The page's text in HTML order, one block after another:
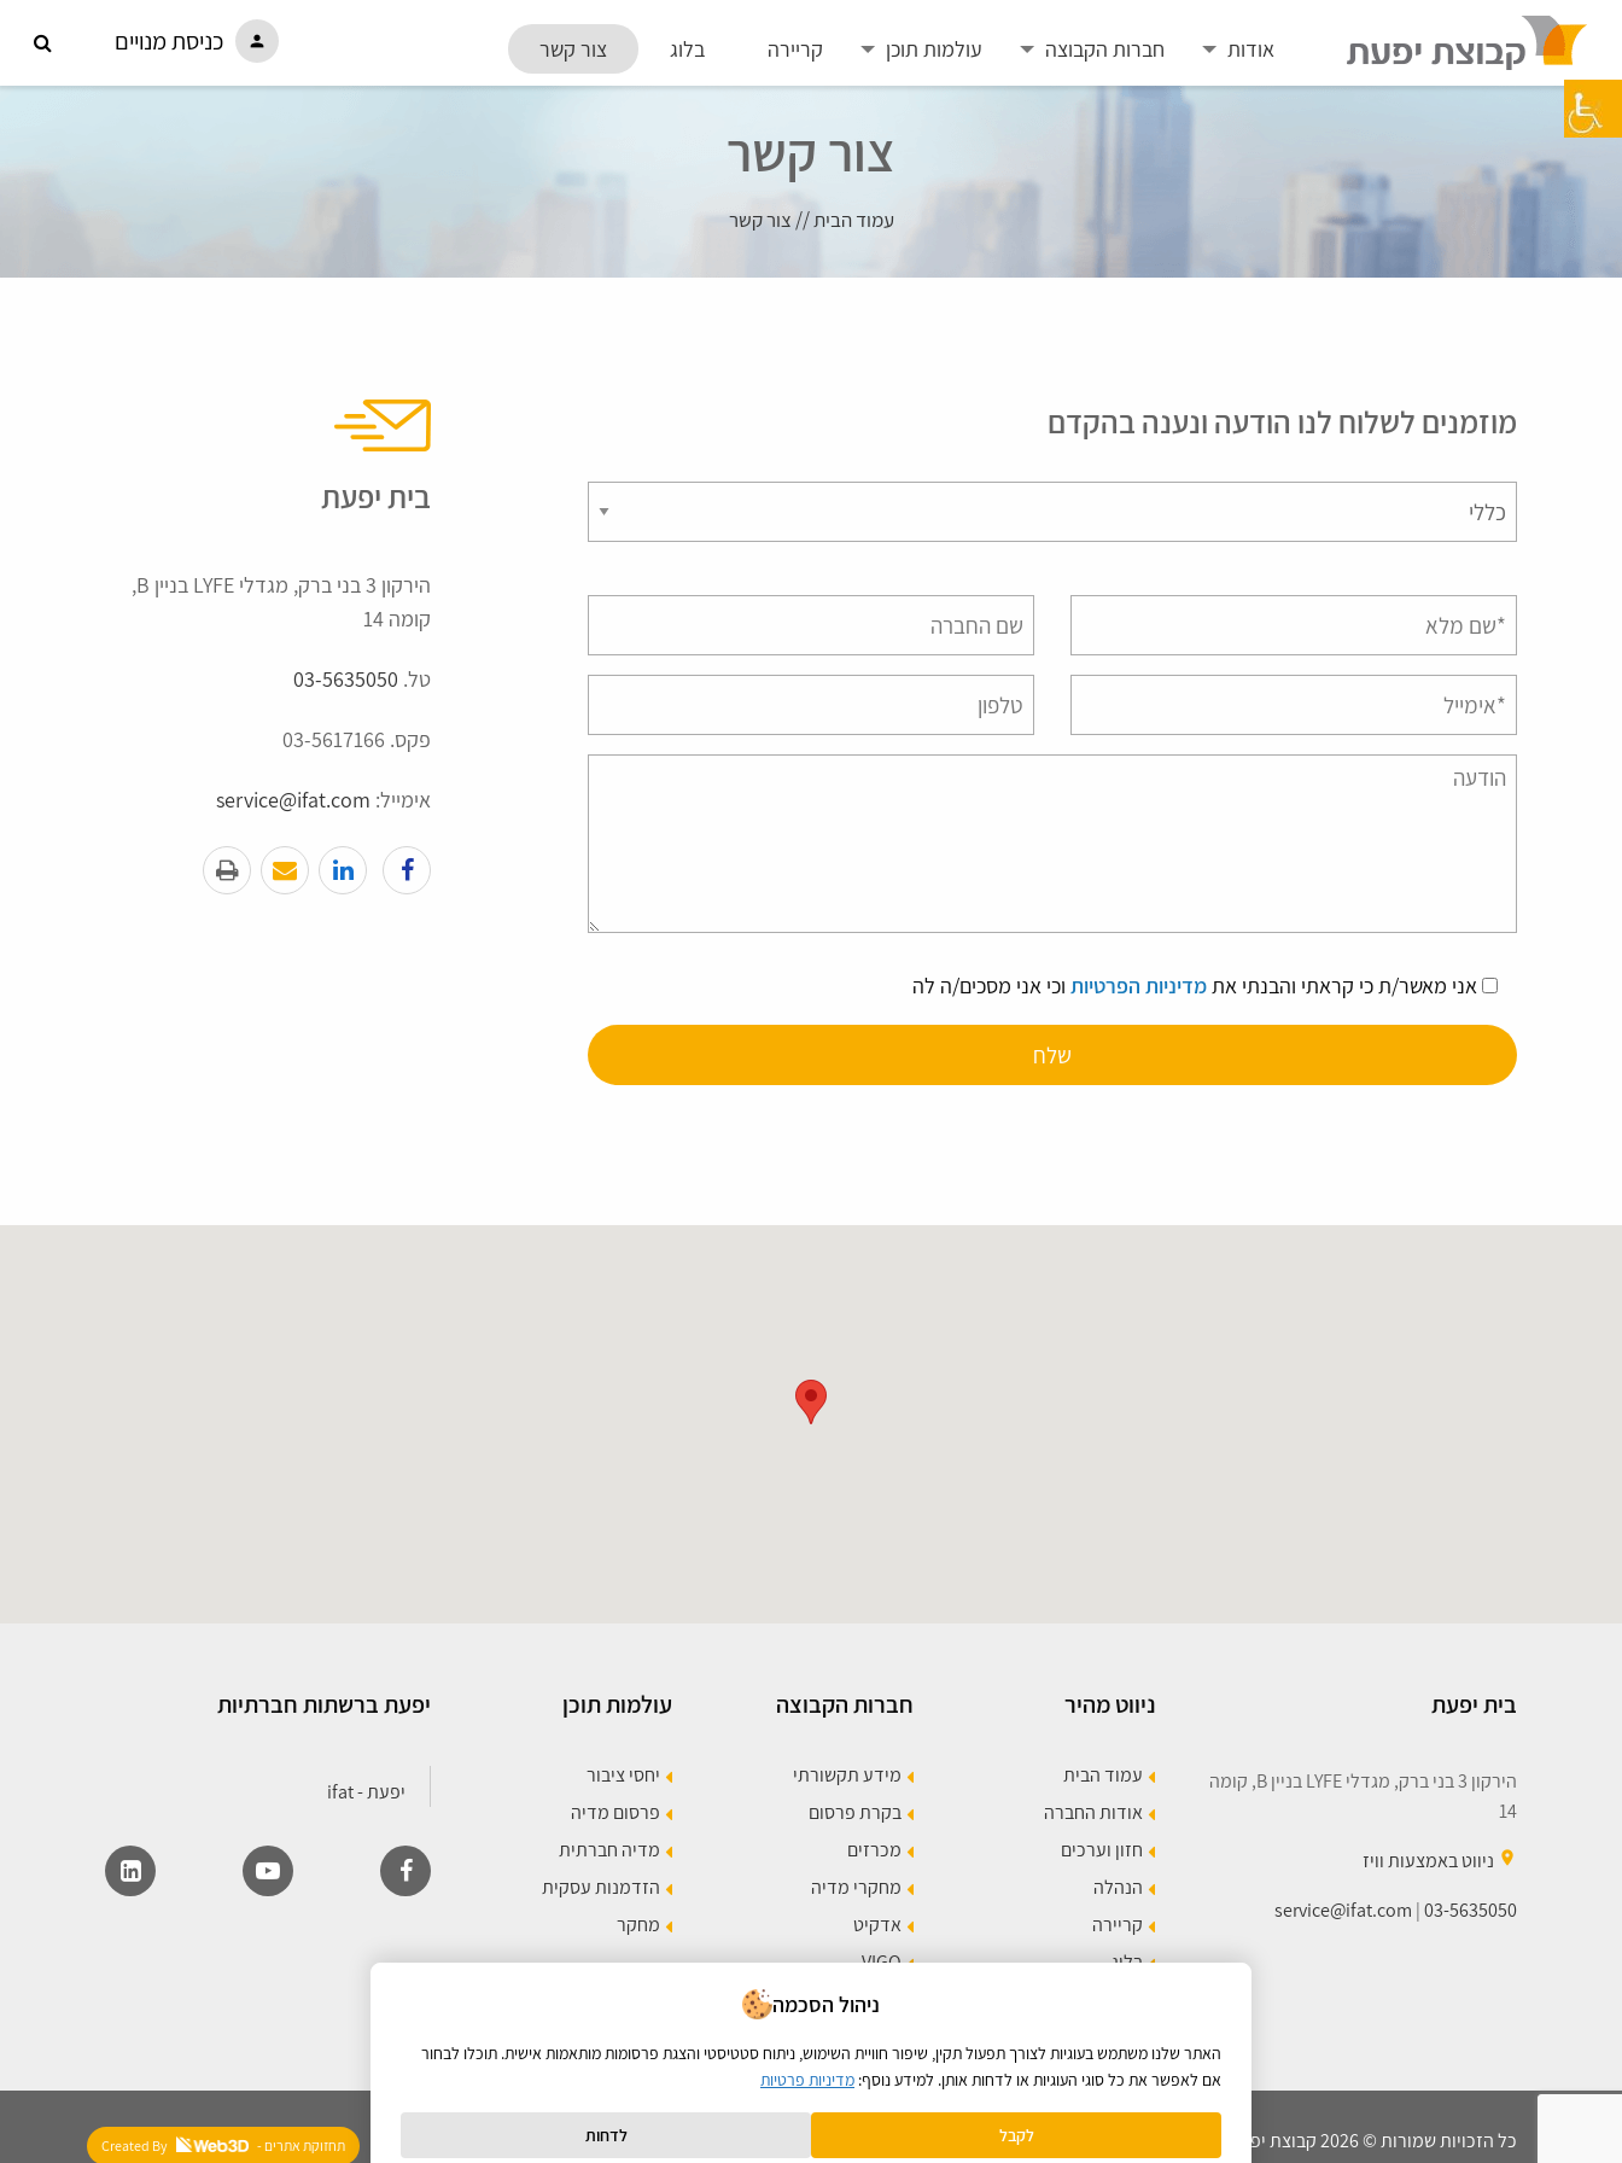
content
אודות חברות הקבוצה עולמות תוכן קריירה בלוג צור קשר person כניסת מנויים
צור קשר
עמוד הבית// צור קשר
מוזמנים לשלוח לנו הודעה ונענה בהקדם
this
field
אני מאשר/ת כי קראתי והבנתי אתמדיניות הפרטיות וכי אני מסכים/ה לה
בית יפעת
הירקון 3 בני ברק, מגדלי LYFE בניין B,
קומה 14
טל. 03-5635050
פקס. 03-5617166
אימייל: service@ifat.com
בית יפעת
הירקון 3 בני ברק, מגדלי LYFE בניין B, קומה
14
place ניווט באמצעות וויז
service@ifat.com |03-5635050
ניווט מהיר
עמוד הבית
אודות החברה
חזון וערכים
הנהלה
קריירה
בלוג
חברות הקבוצה
מידע תקשורתי
בקרת פרסום
מכרזים
מחקרי מדיה
אדקיט
VIGO
עולמות תוכן
יחסי ציבור
פרסום מדיה
מדיה חברתית
הזדמנות עסקית
מחקר
יפעת ברשתות חברתיות
כל הזכויות שמורות © 2026 קבוצת יפעת | Created By - תחזוקת אתרים
ניהול הסכמה
האתר שלנו משתמש בעוגיות לצורך תפעול תקין, שיפור חוויית השימוש, ניתוח סטטיסטי והצגת פרסומות מותאמות אישית. תוכלו לבחור
אם לאפשר את כל סוגי העוגיות או לדחות אותן. למידע נוסף: מדיניות פרטיות
לקבל לדחות